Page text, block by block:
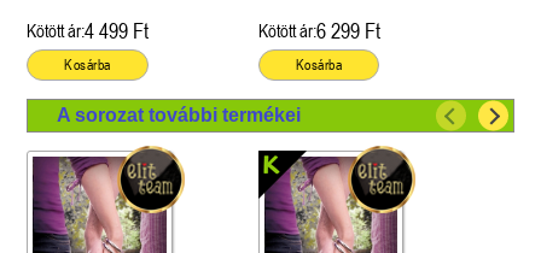
Kötött ár:4 499 Ft
Kosárba
Kötött ár:6 299 Ft
Kosárba
A sorozat további termékei